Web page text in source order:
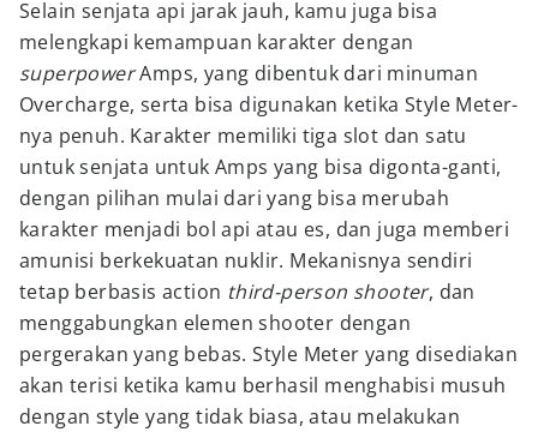
Selain senjata api jarak jauh, kamu juga bisa
melengkapi kemampuan karakter dengan
superpowerAmps, yang dibentuk dari minuman
Overcharge, serta bisa digunakan ketika Style Meter-
nya penuh. Karakter memiliki tiga slot dan satu
untuk senjata untuk Amps yang bisa digonta-ganti,
dengan pilihan mulai dari yang bisa merubah
karakter menjadi bol api atau es, dan juga memberi
amunisi berkekuatan nuklir. Mekanisnya sendiri
tetap berbasis action third-person shooter, dan
menggabungkan elemen shooter dengan
pergerakan yang bebas. Style Meter yang disediakan
akan terisi ketika kamu berhasil menghabisi musuh
dengan style yang tidak biasa, atau melakukan